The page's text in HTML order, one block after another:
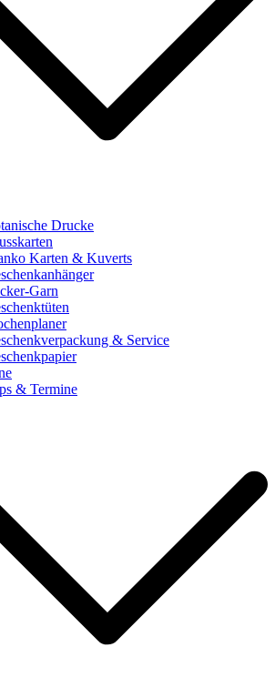
Drucke
Karten & Kuverts
Garn
& Service
& Termine